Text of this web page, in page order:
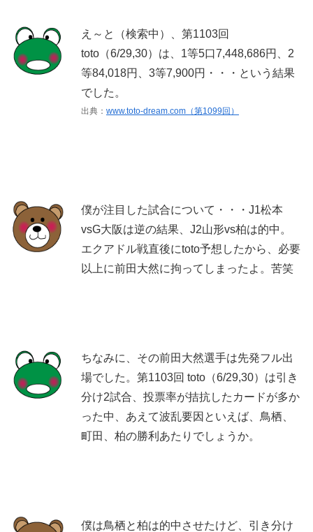
え～と（検索中）、第1103回
toto（6/29,30）は、1等5口7,448,686円、2
等84,018円、3等7,900円・・・という結果
でした。
出典： www.toto-dream.com（第1099回）
僕が注目した試合について・・・J1松本
vsG大阪は逆の結果、J2山形vs柏は的中。
エクアドル戦直後にtoto予想したから、必要
以上に前田大然に拘ってしまったよ。苦笑
ちなみに、その前田大然選手は先発フル出
場でした。第1103回 toto（6/29,30）は引き
分け2試合、投票率が拮抗したカードが多か
った中、あえて波乱要因といえば、鳥栖、
町田、柏の勝利あたりでしょうか。
僕は鳥栖と柏は的中させたけど、引き分け